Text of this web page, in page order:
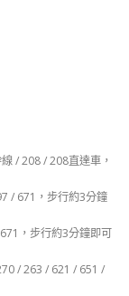
/ 208 / 208直達車，
/ 671，步行約3分鐘
，步行約3分鐘即可
/ 263 / 621 / 651 /